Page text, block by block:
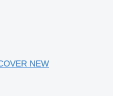
NEW